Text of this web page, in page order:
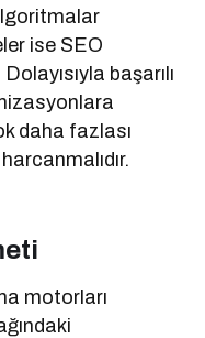
ise SEO
başarılı
daha fazlası
motorları